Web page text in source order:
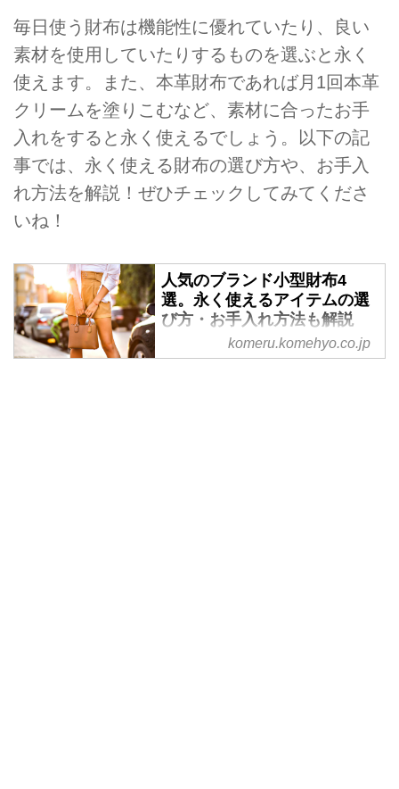
毎日使う財布は機能性に優れていたり、良い
素材を使用していたりするものを選ぶと永く
使えます。また、本革財布であれば月1回本革
クリームを塗りこむなど、素材に合ったお手
入れをすると永く使えるでしょう。以下の記
事では、永く使える財布の選び方や、お手入
れ方法を解説！ぜひチェックしてみてくださ
いね！
人気のブランド小型財布4
選。永く使えるアイテムの選
び方・お手入れ方法も解説
キャッシュレス化が進む今、持ち
komeru.komehyo.co.jp